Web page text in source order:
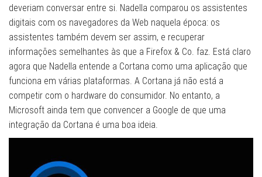
deveriam conversar entre si. Nadella comparou os assistentes
digitais com os navegadores da Web naquela época: os
assistentes também devem ser assim, ​​e recuperar
informações semelhantes às que a Firefox & Co. faz. Está claro
agora que Nadella entende a Cortana como uma aplicação que
funciona em várias plataformas. A Cortana já não está a
competir com o hardware do consumidor. No entanto, a
Microsoft ainda tem que convencer a Google de que uma
integração da Cortana é uma boa ideia.